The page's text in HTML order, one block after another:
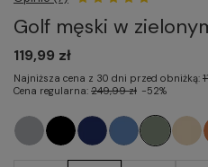
Golf męski w
119,99 zł
Najniższa cena z 30 dni przed obniżką:
Cena regularna: 249,99 zł -52%